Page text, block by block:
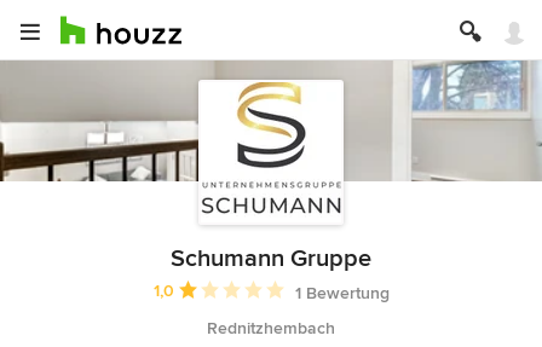
Schumann Gruppe
Durchschnittliche Bewertung: 1 von 5 Sternen
1,0
1 Bewertung
Rednitzhembach